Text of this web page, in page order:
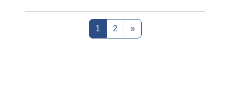
1 Página 1
2Página 2
»Próxima página